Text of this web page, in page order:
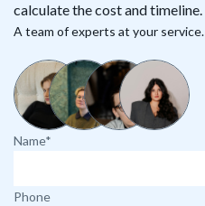
calculate the cost and timeline.
A team of experts at your service.
Name*
Phone